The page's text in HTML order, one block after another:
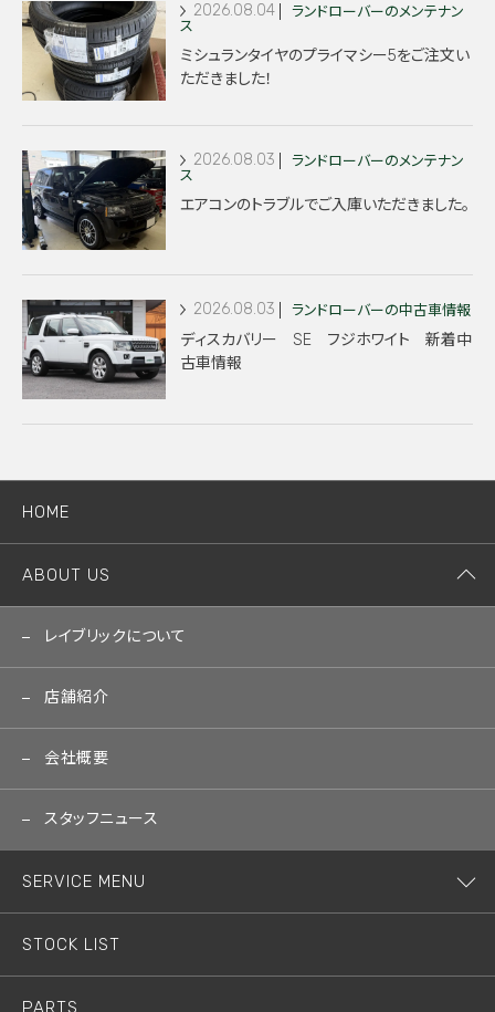
2026.08.04
ランドローバーのメンテナン
ス
ミシュランタイヤのプライマシー5をご注文い
ただきました！
2026.08.03
ランドローバーのメンテナン
ス
エアコンのトラブルでご入庫いただきました。
2026.08.03 ランドローバーの中古車情報
ディスカバリー SE フジホワイト 新着中
古車情報
HOME
ABOUT US
レイブリックについて
店舗紹介
会社概要
スタッフニュース
SERVICE MENU
STOCK LIST
PARTS